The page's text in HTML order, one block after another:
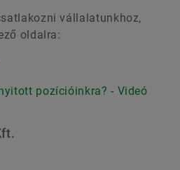
vállalatunkhoz,
oldalra:
pozícióinkra? - Videó